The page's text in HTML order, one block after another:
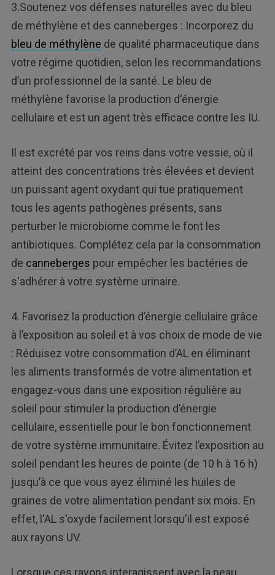
3.Soutenez vos défenses naturelles avec du bleu
de méthylène et des canneberges : Incorporez du
bleu de méthylène de qualité pharmaceutique dans
votre régime quotidien, selon les recommandations
d’un professionnel de la santé. Le bleu de
méthylène favorise la production d'énergie
cellulaire et est un agent très efficace contre les IU.
Il est excrété par vos reins dans votre vessie, où il
atteint des concentrations très élevées et devient
un puissant agent oxydant qui tue pratiquement
tous les agents pathogènes présents, sans
perturber le microbiome comme le font les
antibiotiques. Complétez cela par la consommation
de canneberges pour empêcher les bactéries de
s'adhérer à votre système urinaire.
4. Favorisez la production d’énergie cellulaire grâce
à l’exposition au soleil et à vos choix de mode de vie
: Réduisez votre consommation d’AL en éliminant
les aliments transformés de votre alimentation et
engagez-vous dans une exposition régulière au
soleil pour stimuler la production d’énergie
cellulaire, essentielle pour le bon fonctionnement
de votre système immunitaire. Évitez l’exposition au
soleil pendant les heures de pointe (de 10 h à 16 h)
jusqu’à ce que vous ayez éliminé les huiles de
graines de votre alimentation pendant six mois. En
effet, l'AL s'oxyde facilement lorsqu'il est exposé
aux rayons UV.